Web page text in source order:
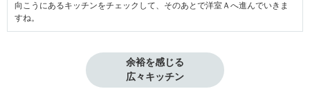
向こうにあるキッチンをチェックして、そのあとで洋室Ａへ進んでいきま
すね。
余裕を感じる
広々キッチン